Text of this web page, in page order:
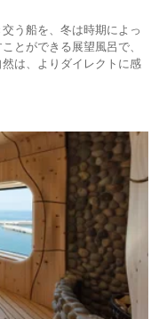
う船を、冬は時期によっ
とができる展望風呂で、
は、よりダイレクトに感